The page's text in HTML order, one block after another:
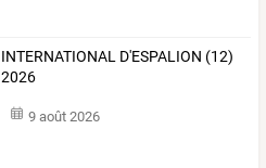
INTERNATIONAL D'ESPALION (12)
2026
9 août 2026